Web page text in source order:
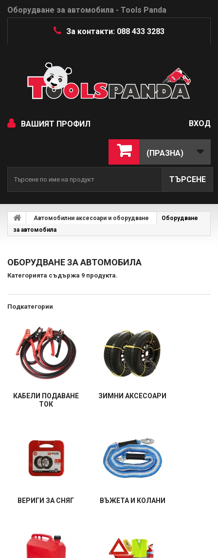
Оборудване за автомобила - Tools Panda
За контакти: 088 433 3283
ВАШИЯТ ПРОФИЛ ВХОД
(ПРАЗНА)
ТЪРСЕНЕ
Автомобилни аксесоари и оборудване
Оборудване
за автомобила
ОБОРУДВАНЕ ЗА АВТОМОБИЛА
Категорията съдържа 9 продукта.
Подкатегории
КАБЕЛИ ПОДАВАНЕ
ТОК
ЗИМНИ АКСЕСОАРИ
ВЕРИГИ ЗА СНЯГ ВЪЖЕТА И КОЛАНИ